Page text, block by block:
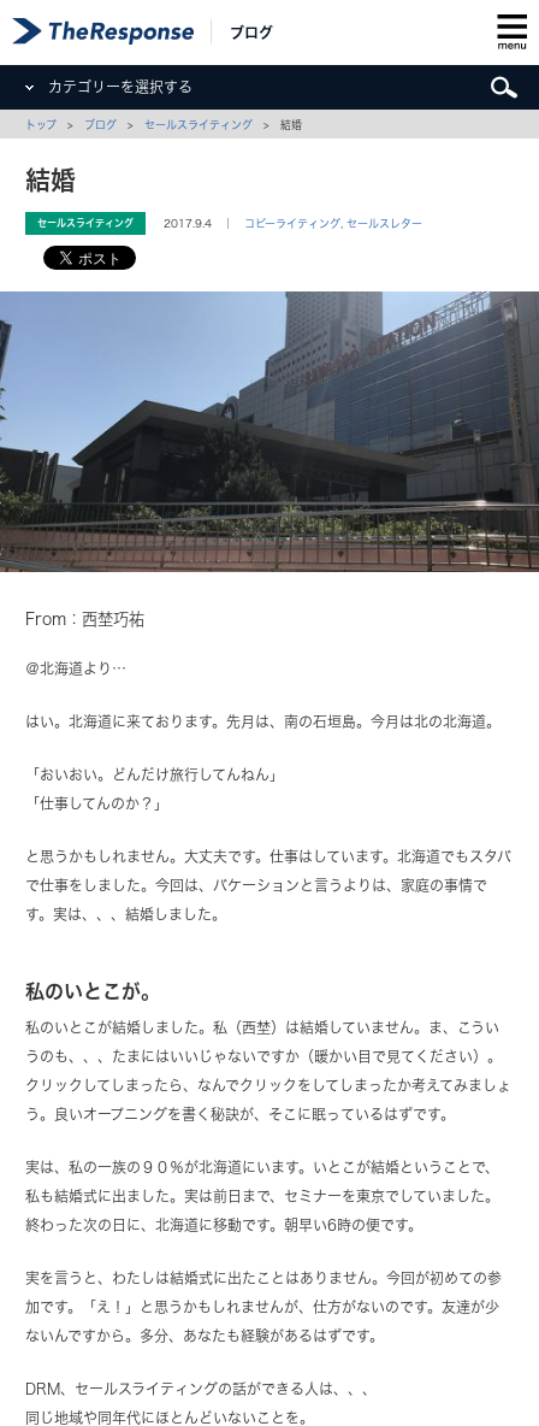
ブログ
カテゴリーを選択する
トップ > ブログ >セールスライティング > 結婚
結婚
セールスライティング 2017.9.4 ｜ コピーライティング ,セールスレター
From：西埜巧祐
＠北海道より…
はい。北海道に来ております。先月は、南の石垣島。今月は北の北海道。
「おいおい。どんだけ旅行してんねん」
「仕事してんのか？」
と思うかもしれません。大丈夫です。仕事はしています。北海道でもスタバ
で仕事をしました。今回は、バケーションと言うよりは、家庭の事情で
す。実は、、、結婚しました。
私のいとこが。
私のいとこが結婚しました。私（西埜）は結婚していません。ま、こうい
うのも、、、たまにはいいじゃないですか（暖かい目で見てください）。
クリックしてしまったら、なんでクリックをしてしまったか考えてみましょ
う。良いオープニングを書く秘訣が、そこに眠っているはずです。
実は、私の一族の９０％が北海道にいます。いとこが結婚ということで、
私も結婚式に出ました。実は前日まで、セミナーを東京でしていました。
終わった次の日に、北海道に移動です。朝早い6時の便です。
実を言うと、わたしは結婚式に出たことはありません。今回が初めての参
加です。「え！」と思うかもしれませんが、仕方がないのです。友達が少
ないんですから。多分、あなたも経験があるはずです。
DRM、セールスライティングの話ができる人は、、、
同じ地域や同年代にほとんどいないことを。